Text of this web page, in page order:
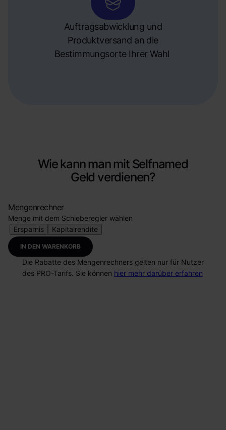
Auftragsabwicklung und
Produktversand an die
Bestimmungsorte Ihrer Wahl
Wie kann man mit Selfnamed
Geld verdienen?
Mengenrechner
Menge mit dem Schieberegler wählen
Ersparnis
Kapitalrendite
IN DEN WARENKORB
Die Rabatte des Mengenrechners gelten nur für Nutzer
des PRO-Tarifs. Sie können hier mehr darüber erfahren